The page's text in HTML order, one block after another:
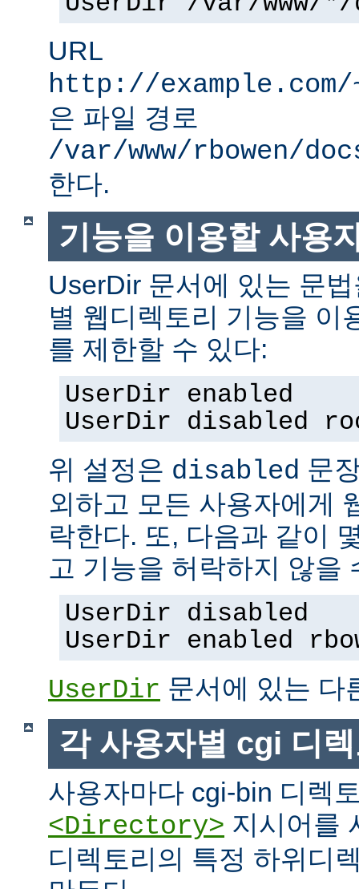
URL
http://
은 파일 경로
/var/www/rbowen/
한다.
기능을 이용할 사용
UserDir 문서에 있는 문
별 웹디렉토리 기능을 이
를 제한할 수 있다:
UserDir enabled
UserDir disabled
위 설정은 disabled 문
외하고 모든 사용자에게
락한다. 또, 다음과 같이
고 기능을 허락하지 않을
UserDir disabled
UserDir enabled
UserDir 문서에 있는 다
각 사용자별 cgi 디
사용자마다 cgi-bin 디렉
<Directory> 지시어를
디렉토리의 특정 하위디